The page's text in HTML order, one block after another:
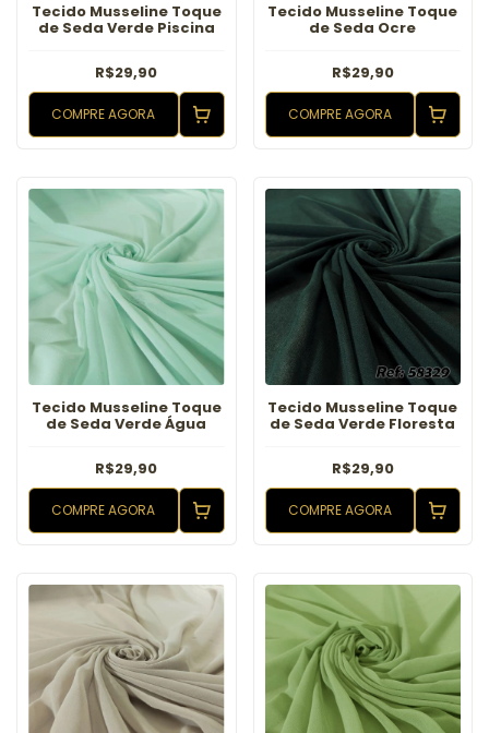
Tecido Musseline Toque
de Seda Verde Piscina
R$29,90
COMPRE AGORA
Tecido Musseline Toque
de Seda Ocre
R$29,90
COMPRE AGORA
Tecido Musseline Toque
de Seda Verde Água
R$29,90
COMPRE AGORA
Tecido Musseline Toque
de Seda Verde Floresta
R$29,90
COMPRE AGORA